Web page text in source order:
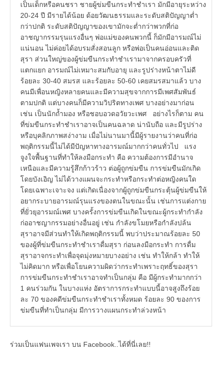
เป็นเด็กหรือคนชรา ชายผู้ข่มขืนกระทำชำเรา มักมีอายุระหว่าง
20-24 ปี มีรายได้น้อย ด้อยวัฒนธรรมและระดับสติปัญญาต่ำ
กว่าปกติ ระดับสติปัญญาของเขามักจะต่ำกว่าพวกที่ก่อ
อาชญากรรมรุนแรงอื่นๆ พ่อแม่ของคนพวกนี้ ก็มักมีอารมณ์ไม่
แน่นอน ไม่ค่อยได้อบรมสั่งสอนลูก หรือพ่อเป็นคนอ่อนและติด
สุรา ส่วนใหญ่ของผู้ข่มขืนกระทำชำเรามาจากครอบครัวที่
แตกแยก อารมณ์ไม่เหมาะสมกับอายุ และรูปร่างหน้าตาไม่ดี
ร้อยละ 30-40 สมรส และร้อยละ 50-60 เคยสมรสมาแล้ว บาง
คนมีเพื่อนหญิงหลายคนและมีความสุขจากการมีเพศสัมพันธ์
ตามปกติ แต่บางคนก็มีความวิปริตทางเพศ บางอย่างมาก่อน
เช่น เป็นนักถ้ำมอง หรือชอบอวดอวัยวะเพศ อย่างไรก็ตาม คน
ที่ข่มขืนกระทำชำเราอาจเป็นคนฉลาด น่านับถือ และมีรูปร่าง
หรือบุคลิกภาพสง่างาม เมื่อไม่นานมานี้มีผู้รายงานว่าคนที่ก่อ
พฤติกรรมนี้ไม่ได้มีปัญหาทางอารมณ์มากกว่าคนทั่วไป แรง
จูงใจพื้นฐานที่ทำให้ลงมือกระทำ คือ ความต้องการมีอำนาจ
เหนือและมีความรู้สึกก้าวร้าว ต่อผู้ถูกข่มขืน การข่มขืนมักเกิด
โดยบังเอิญ ไม่ได้วางแผนจะกระทำหรือกระทำต่อหญิงคนใด
โดยเฉพาะเจาะจง แต่เกิดเนื่องจากผู้ถูกข่มขืนกระตุ้นผู้ข่มขืนให้
อยากระบายอารมณ์รุนแรงของตนในขณะนั้น เช่นการแต่งกาย
ที่ยั่วยุอารมณ์เพศ บางครั้งการข่มขืนเกิดในขณะผู้กระทำกำลัง
ก่ออาชญากรรมอย่างอื่นอยู่ เช่น กำลังขโมยหรือกำลังปล้น
สุราอาจมีส่วนทำให้เกิดพฤติกรรมนี้ พบว่าประมาณร้อยละ 50
ของผู้ที่ข่มขืนกระทำชำเราดื่มสุรา ก่อนลงมือกระทำ การดื่ม
สุราอาจกระทำเพื่อจุดมุ่งหมายบางอย่าง เช่น ทำให้กล้า ทำให้
ไม่คิดมาก หรือเพื่อโยนความผิดว่ากระทำเพราะฤทธิ์ของสุรา
การข่มขืนกระทำชำเราอาจทำเป็นกลุ่ม คือ มีผู้กระทำมากกว่า
1 คนร่วมกัน ในบางแห่ง อัตราการกระทำแบบนี้อาจสูงถึงร้อย
ละ 70 ของคดีข่มขืนกระทำชำเราทั้งหมด ร้อยละ 90 ของการ
ข่มขืนที่ทำเป็นกลุ่ม มีการวางแผนกระทำล่วงหน้า
ร่วมเป็นแฟนเพจเรา บน Facebook..ได้ที่นี่เลย!!